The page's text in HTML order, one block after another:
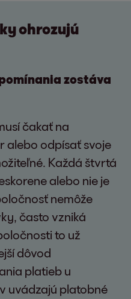
ohrozujú
zostáva
čakať na
alebo odpísať svoje
Každá štvrtá
alebo nie je
nemôže
často vzniká
to už
dôvod
platieb u
uvádzajú platobné